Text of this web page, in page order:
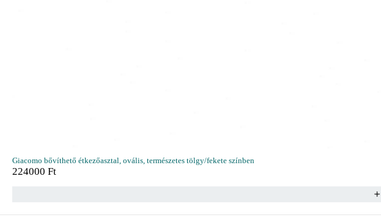
Giacomo bővíthető étkezőasztal, ovális, természetes tölgy/fekete színben
224000 Ft